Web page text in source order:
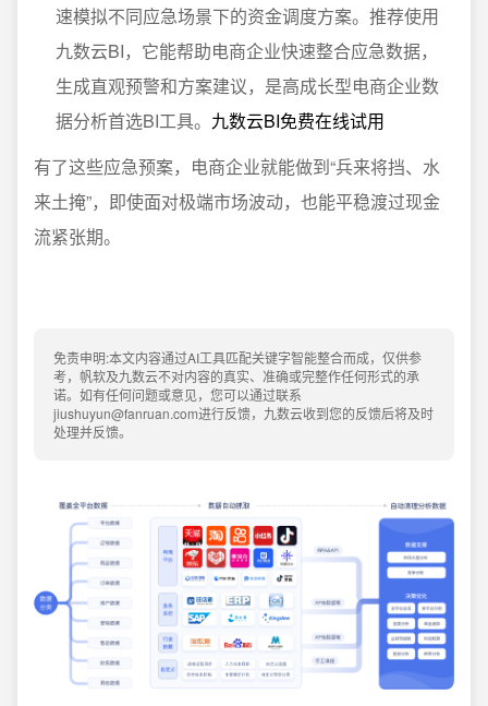
速模拟不同应急场景下的资金调度方案。推荐使用
九数云BI，它能帮助电商企业快速整合应急数据，
生成直观预警和方案建议，是高成长型电商企业数
据分析首选BI工具。 九数云BI免费在线试用
有了这些应急预案，电商企业就能做到“兵来将挡、水
来土掩”，即使面对极端市场波动，也能平稳渡过现金
流紧张期。
免责申明:本文内容通过AI工具匹配关键字智能整合而成，仅供参
考，帆软及九数云不对内容的真实、准确或完整作任何形式的承
诺。如有任何问题或意见，您可以通过联系
jiushuyun@fanruan.com进行反馈，九数云收到您的反馈后将及时
处理并反馈。